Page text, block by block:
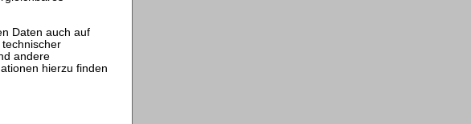
echten
schon
sind. Die
die